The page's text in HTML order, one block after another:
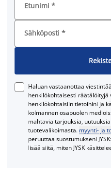
Etunimi *
Sähköposti *
Haluan vastaanottaa
henkilökohtaisesti
henkilökohtaisiin tietoihini ja
kolmannen osapuolen
mahtavia tarjouksia,
tuotevalikoimasta. myynti- ja
peruuttaa suostumukseni
lisää siitä, miten JYSK